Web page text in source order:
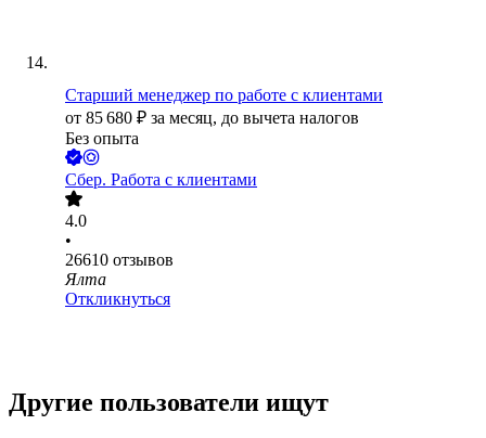
Старший менеджер по работе с клиентами
от 85 680 ₽ за месяц, до вычета налогов
Без опыта
Сбер. Работа с клиентами
4.0
•
26610 отзывов
Ялта
Откликнуться
Другие пользователи ищут